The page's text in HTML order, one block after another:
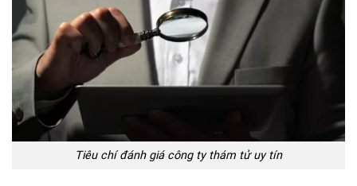
Tiêu chí đánh giá công ty thám tử uy tín